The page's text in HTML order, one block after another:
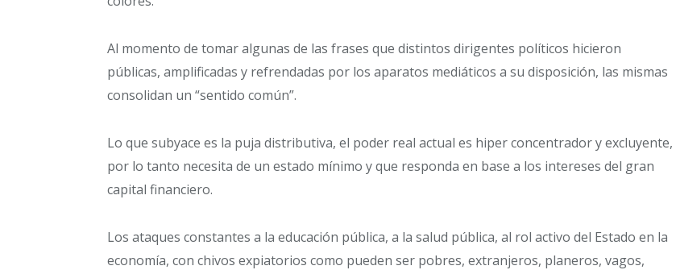
Al momento de tomar algunas de las frases que distintos dirigentes políticos hicieron
públicas, amplificadas y refrendadas por los aparatos mediáticos a su disposición, las mismas
consolidan un “sentido común”.
Lo que subyace es la puja distributiva, el poder real actual es hiper concentrador y excluyente,
por lo tanto necesita de un estado mínimo y que responda en base a los intereses del gran
capital financiero.
Los ataques constantes a la educación pública, a la salud pública, al rol activo del Estado en la
economía, con chivos expiatorios como pueden ser pobres, extranjeros, planeros, vagos,